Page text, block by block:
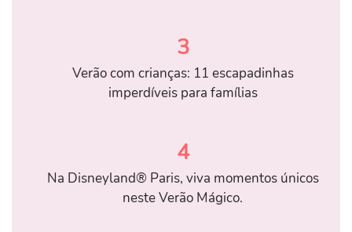
3
Verão com crianças: 11 escapadinhas
imperdíveis para famílias
4
Na Disneyland® Paris, viva momentos únicos
neste Verão Mágico.